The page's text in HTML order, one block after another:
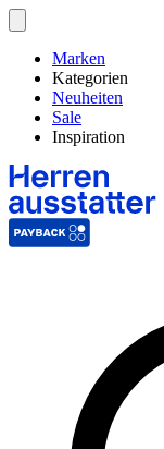
Marken
Kategorien
Neuheiten
Sale
Inspiration